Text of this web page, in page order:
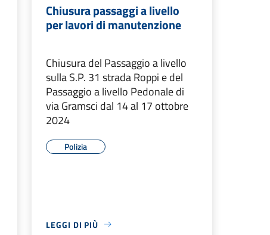
Chiusura passaggi a livello
per lavori di manutenzione
Chiusura del Passaggio a livello
sulla S.P. 31 strada Roppi e del
Passaggio a livello Pedonale di
via Gramsci dal 14 al 17 ottobre
2024
Polizia
LEGGI DI PIÙ